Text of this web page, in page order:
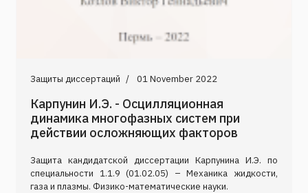
Защиты диссертаций 01 November 2022
Карпунин И.Э. - Осцилляционная
динамика многофазных систем при
действии осложняющих факторов
Защита кандидатской диссертации Карпунина И.Э. по
специальности 1.1.9 (01.02.05) – Механика жидкости,
газа и плазмы. Физико-математические науки.